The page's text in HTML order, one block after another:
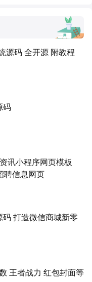
源码 全开源 附教程
码
讯小程序网页模板
聘信息网页
打造微信商城新零
王者战力 红包封面等